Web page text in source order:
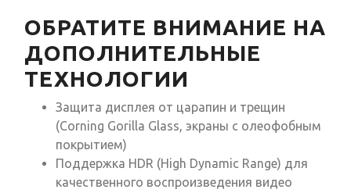
ОБРАТИТЕ ВНИМАНИЕ НА
ДОПОЛНИТЕЛЬНЫЕ
ТЕХНОЛОГИИ
Защита дисплея от царапин и трещин
(Corning Gorilla Glass, экраны с олеофобным
покрытием)
Поддержка HDR (High Dynamic Range) для
качественного воспроизведения видео